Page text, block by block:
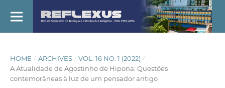
HOME / ARCHIVES / VOL. 16 NO. 1 (2022) /
A Atualidade de Agostinho de Hipona: Questões
contemorâneas à luz de um pensador antigo